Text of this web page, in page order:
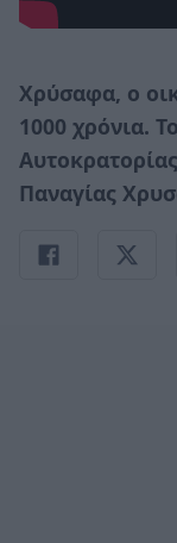
Χρύσαφα, ο
1000 χρόνια.
Παναγίας